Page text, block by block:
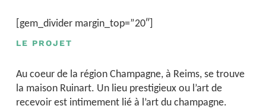
[gem_divider margin_top=”20″]
LE PROJET
Au coeur de la région Champagne, à Reims, se trouve
la maison Ruinart. Un lieu prestigieux ou l’art de
recevoir est intimement lié à l’art du champagne.